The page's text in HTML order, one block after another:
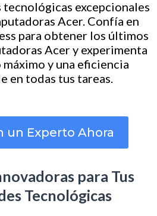
excepcionales
Acer. Confía en
para obtener los últimos
Acer y experimenta
y una eficiencia
en todas tus tareas.
un Experto Ahora
para Tus
Tecnológicas